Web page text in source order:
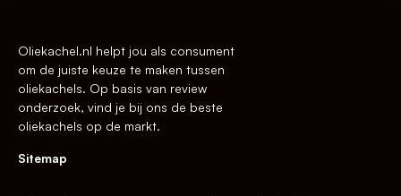
Oliekachel.nl helpt jou als consument
om de juiste keuze te maken tussen
oliekachels. Op basis van review
onderzoek, vind je bij ons de beste
oliekachels op de markt.
Sitemap